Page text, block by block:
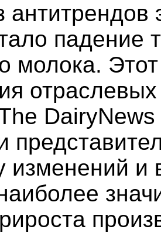
падение
молока.
DairyNews
изменений и